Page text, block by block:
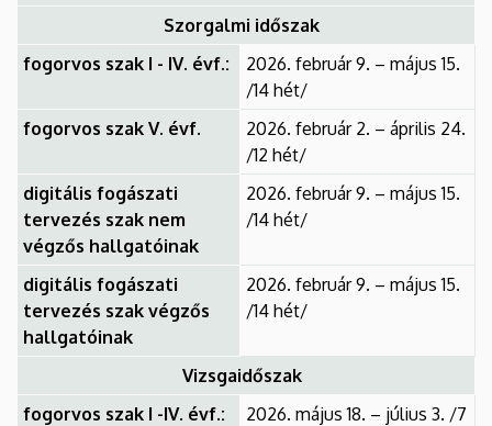
Szorgalmi időszak
fogorvos szak I - IV. évf.:
2026. február 9. – május 15.
/14 hét/
fogorvos szak V. évf.
2026. február 2. – április 24.
/12 hét/
digitális fogászati
tervezés szak nem
végzős hallgatóinak
2026. február 9. – május 15.
/14 hét/
digitális fogászati
tervezés szak végzős
hallgatóinak
2026. február 9. – május 15.
/14 hét/
Vizsgaidőszak
fogorvos szak I -IV. évf.:
2026. május 18. – július 3. /7